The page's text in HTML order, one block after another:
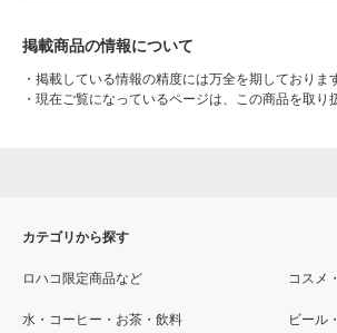
掲載商品の情報について
・ 掲載している情報の精度には万全を期しておりま
・ 現在ご覧になっているページは、この商品を取り
カテゴリから探す
ロハコ限定商品など コスメ
水・コーヒー・お茶・飲料 ビール